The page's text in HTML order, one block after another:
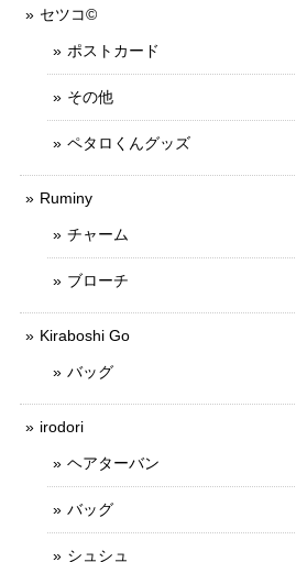
セツコ©
ポストカード
その他
ペタロくんグッズ
Ruminy
チャーム
ブローチ
Kiraboshi Go
バッグ
irodori
ヘアターバン
バッグ
シュシュ